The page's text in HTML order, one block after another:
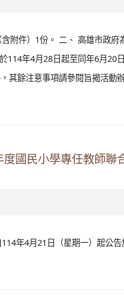
附件）1份。 二、 高雄市政府
114年4月28日起至同年6月20日
其餘注意事項請參閱旨揭活動
國民小學專任教師聯
年4月21日（星期一）起公告